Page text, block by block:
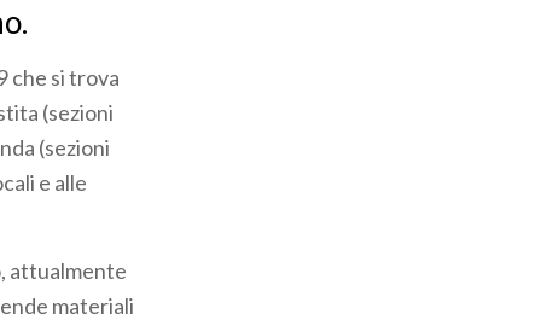
che si trova
(sezioni
(sezioni
e alle
attualmente
materiali